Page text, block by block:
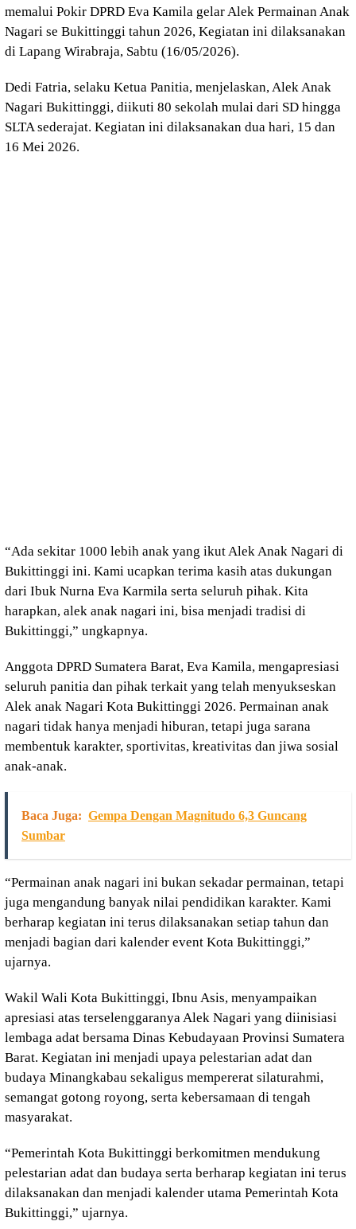
memalui Pokir DPRD Eva Kamila gelar Alek Permainan Anak
Nagari se Bukittinggi tahun 2026, Kegiatan ini dilaksanakan
di Lapang Wirabraja, Sabtu (16/05/2026).
Dedi Fatria, selaku Ketua Panitia, menjelaskan, Alek Anak
Nagari Bukittinggi, diikuti 80 sekolah mulai dari SD hingga
SLTA sederajat. Kegiatan ini dilaksanakan dua hari, 15 dan
16 Mei 2026.
“Ada sekitar 1000 lebih anak yang ikut Alek Anak Nagari di
Bukittinggi ini. Kami ucapkan terima kasih atas dukungan
dari Ibuk Nurna Eva Karmila serta seluruh pihak. Kita
harapkan, alek anak nagari ini, bisa menjadi tradisi di
Bukittinggi,” ungkapnya.
Anggota DPRD Sumatera Barat, Eva Kamila, mengapresiasi
seluruh panitia dan pihak terkait yang telah menyukseskan
Alek anak Nagari Kota Bukittinggi 2026. Permainan anak
nagari tidak hanya menjadi hiburan, tetapi juga sarana
membentuk karakter, sportivitas, kreativitas dan jiwa sosial
anak-anak.
Baca Juga: Gempa Dengan Magnitudo 6,3 Guncang
Sumbar
“Permainan anak nagari ini bukan sekadar permainan, tetapi
juga mengandung banyak nilai pendidikan karakter. Kami
berharap kegiatan ini terus dilaksanakan setiap tahun dan
menjadi bagian dari kalender event Kota Bukittinggi,”
ujarnya.
Wakil Wali Kota Bukittinggi, Ibnu Asis, menyampaikan
apresiasi atas terselenggaranya Alek Nagari yang diinisiasi
lembaga adat bersama Dinas Kebudayaan Provinsi Sumatera
Barat. Kegiatan ini menjadi upaya pelestarian adat dan
budaya Minangkabau sekaligus mempererat silaturahmi,
semangat gotong royong, serta kebersamaan di tengah
masyarakat.
“Pemerintah Kota Bukittinggi berkomitmen mendukung
pelestarian adat dan budaya serta berharap kegiatan ini terus
dilaksanakan dan menjadi kalender utama Pemerintah Kota
Bukittinggi,” ujarnya.